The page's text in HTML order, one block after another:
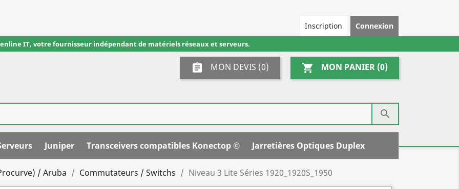
Inscription Connexion
IT, votre fournisseur indépendant de matériels réseaux et serveurs.
shopping_cart MON PANIER (0)
assignment MON DEVIS (0)

Juniper Transceivers compatibles Konectop © Jarretières Optiques Duplex
/ Aruba Commutateurs / Switchs Niveau 3 Lite Séries 1920_1920S_1950